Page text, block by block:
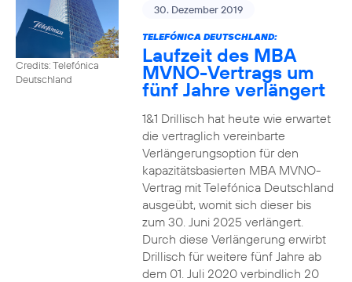
Credits: Telefónica
Deutschland
30. Dezember 2019
TELEFÓNICA DEUTSCHLAND:
Laufzeit des MBA
MVNO-Vertrags um
fünf Jahre verlängert
1&1 Drillisch hat heute wie erwartet
die vertraglich vereinbarte
Verlängerungsoption für den
kapazitätsbasierten MBA MVNO-
Vertrag mit Telefónica Deutschland
ausgeübt, womit sich dieser bis
zum 30. Juni 2025 verlängert.
Durch diese Verlängerung erwirbt
Drillisch für weitere fünf Jahre ab
dem 01. Juli 2020 verbindlich 20